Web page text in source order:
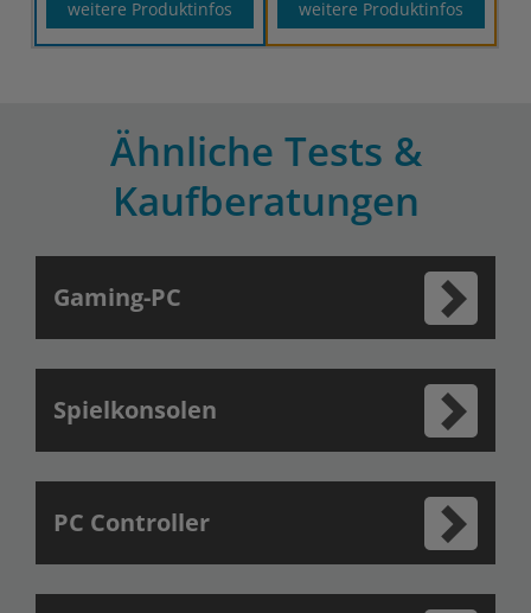
weitere Produktinfos weitere Produktinfos
Ähnliche Tests &
Kaufberatungen
Gaming-PC
Spielkonsolen
PC Controller